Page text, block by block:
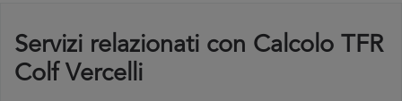
Servizi relazionati con Calcolo TFR
Colf Vercelli